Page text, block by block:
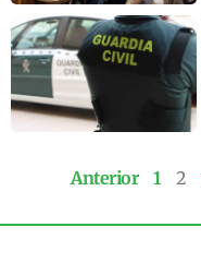
Anterior 1 2